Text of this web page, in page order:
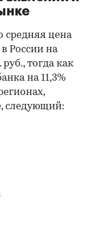
средняя цена
России на
тогда как
на 11,3%
следующий: